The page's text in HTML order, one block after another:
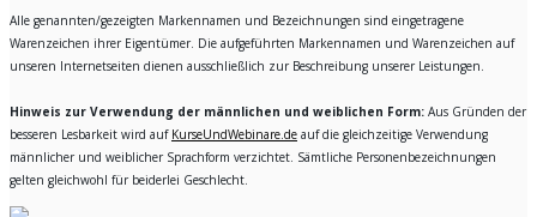
Alle genannten/gezeigten Markennamen und Bezeichnungen sind eingetragene
Warenzeichen ihrer Eigentümer. Die aufgeführten Markennamen und Warenzeichen auf
unseren Internetseiten dienen ausschließlich zur Beschreibung unserer Leistungen.
Hinweis zur Verwendung der männlichen und weiblichen Form: Aus Gründen der
besseren Lesbarkeit wird auf KurseUndWebinare.de auf die gleichzeitige Verwendung
männlicher und weiblicher Sprachform verzichtet. Sämtliche Personenbezeichnungen
gelten gleichwohl für beiderlei Geschlecht.